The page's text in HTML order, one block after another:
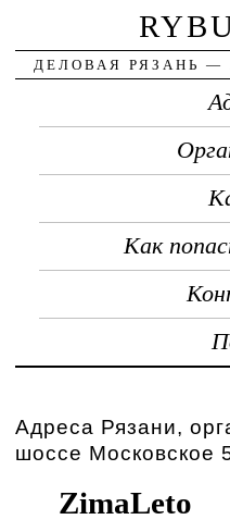
ДЕЛОВАЯ РЯЗАНЬ —
Как
Адреса Рязани,
шоссе Московское
ZimaLeto